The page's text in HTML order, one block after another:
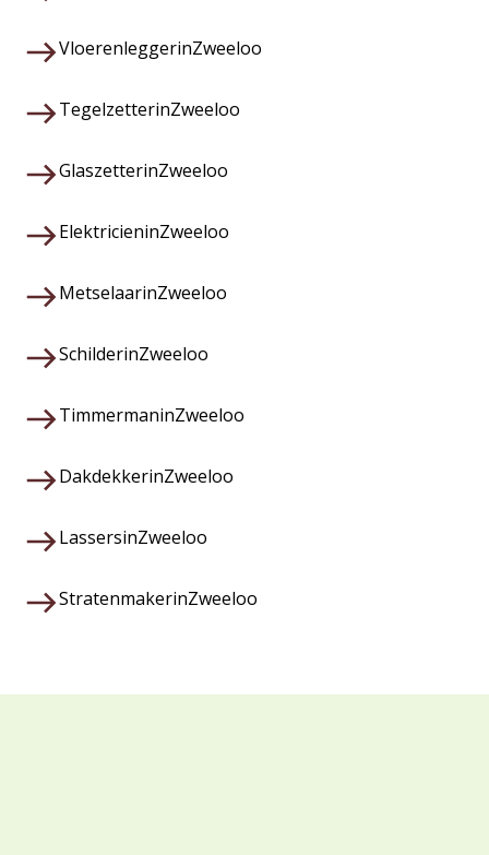
VloerenleggerinZweeloo
TegelzetterinZweeloo
GlaszetterinZweeloo
ElektricieninZweeloo
MetselaarinZweeloo
SchilderinZweeloo
TimmermaninZweeloo
DakdekkerinZweeloo
LassersinZweeloo
StratenmakerinZweeloo